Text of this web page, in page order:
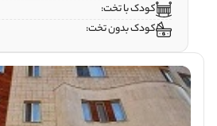
کودک با تخت:
کودک بدون تخت: